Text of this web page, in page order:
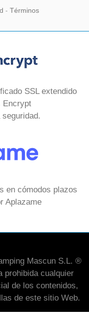
- Términos
SSL extendido
Encrypt
en cómodos plazos
Aplazame
Mascun S.L. ®
prohibida cualquier
de los contenidos,
de este sitio Web.